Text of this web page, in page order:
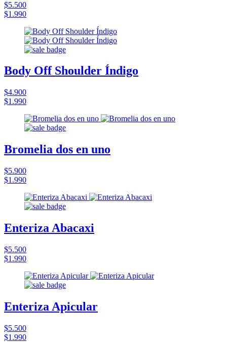
$5.500
$1.990
Body Off Shoulder Índigo
$4.900
$1.990
Bromelia dos en uno
$5.900
$1.990
Enteriza Abacaxi
$5.500
$1.990
Enteriza Apicular
$5.500
$1.990